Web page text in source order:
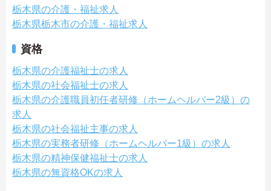
栃木県の介護・福祉求人
栃木県栃木市の介護・福祉求人
資格
栃木県の介護福祉士の求人
栃木県の社会福祉士の求人
栃木県の介護職員初任者研修（ホームヘルパー2級）の
求人
栃木県の社会福祉主事の求人
栃木県の実務者研修（ホームヘルパー1級）の求人
栃木県の精神保健福祉士の求人
栃木県の無資格OKの求人